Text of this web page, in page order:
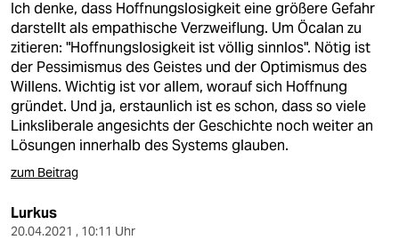
Ich denke, dass Hoffnungslosigkeit eine größere Gefahr
darstellt als empathische Verzweiflung. Um Öcalan zu
zitieren: "Hoffnungslosigkeit ist völlig sinnlos". Nötig ist
der Pessimismus des Geistes und der Optimismus des
Willens. Wichtig ist vor allem, worauf sich Hoffnung
gründet. Und ja, erstaunlich ist es schon, dass so viele
Linksliberale angesichts der Geschichte noch weiter an
Lösungen innerhalb des Systems glauben.
zum Beitrag
Lurkus
20.04.2021 , 10:11 Uhr